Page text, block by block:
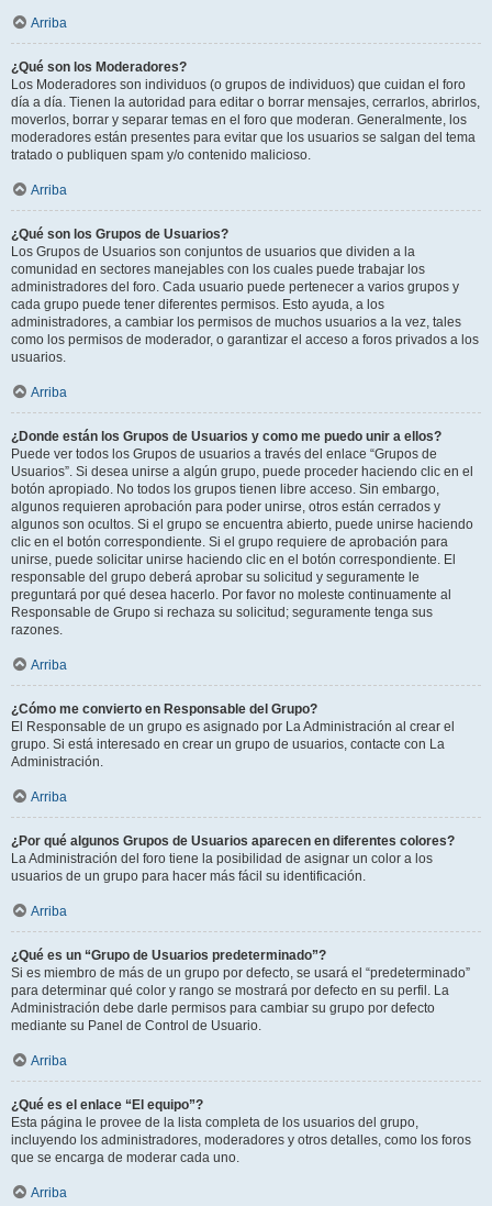
Arriba
¿Qué son los Moderadores?
Los Moderadores son individuos (o grupos de individuos) que cuidan el foro
día a día. Tienen la autoridad para editar o borrar mensajes, cerrarlos, abrirlos,
moverlos, borrar y separar temas en el foro que moderan. Generalmente, los
moderadores están presentes para evitar que los usuarios se salgan del tema
tratado o publiquen spam y/o contenido malicioso.
Arriba
¿Qué son los Grupos de Usuarios?
Los Grupos de Usuarios son conjuntos de usuarios que dividen a la
comunidad en sectores manejables con los cuales puede trabajar los
administradores del foro. Cada usuario puede pertenecer a varios grupos y
cada grupo puede tener diferentes permisos. Esto ayuda, a los
administradores, a cambiar los permisos de muchos usuarios a la vez, tales
como los permisos de moderador, o garantizar el acceso a foros privados a los
usuarios.
Arriba
¿Donde están los Grupos de Usuarios y como me puedo unir a ellos?
Puede ver todos los Grupos de usuarios a través del enlace “Grupos de
Usuarios”. Si desea unirse a algún grupo, puede proceder haciendo clic en el
botón apropiado. No todos los grupos tienen libre acceso. Sin embargo,
algunos requieren aprobación para poder unirse, otros están cerrados y
algunos son ocultos. Si el grupo se encuentra abierto, puede unirse haciendo
clic en el botón correspondiente. Si el grupo requiere de aprobación para
unirse, puede solicitar unirse haciendo clic en el botón correspondiente. El
responsable del grupo deberá aprobar su solicitud y seguramente le
preguntará por qué desea hacerlo. Por favor no moleste continuamente al
Responsable de Grupo si rechaza su solicitud; seguramente tenga sus
razones.
Arriba
¿Cómo me convierto en Responsable del Grupo?
El Responsable de un grupo es asignado por La Administración al crear el
grupo. Si está interesado en crear un grupo de usuarios, contacte con La
Administración.
Arriba
¿Por qué algunos Grupos de Usuarios aparecen en diferentes colores?
La Administración del foro tiene la posibilidad de asignar un color a los
usuarios de un grupo para hacer más fácil su identificación.
Arriba
¿Qué es un “Grupo de Usuarios predeterminado”?
Si es miembro de más de un grupo por defecto, se usará el “predeterminado”
para determinar qué color y rango se mostrará por defecto en su perfil. La
Administración debe darle permisos para cambiar su grupo por defecto
mediante su Panel de Control de Usuario.
Arriba
¿Qué es el enlace “El equipo”?
Esta página le provee de la lista completa de los usuarios del grupo,
incluyendo los administradores, moderadores y otros detalles, como los foros
que se encarga de moderar cada uno.
Arriba